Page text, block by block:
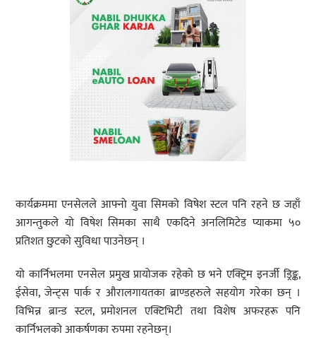
कार्यक्रममा एनसेलले आफ्नो युवा सिमको विषेश स्टल पनि रहने छ जहाँ
आगन्तुकले यो विषेश सिमका साथै एकदिने अनलिमिटेड प्याकमा ५०
प्रतिशत छुटको सुविधा पाउनेछन् ।
यो कार्निभलमा एनसेल प्रमुख प्रायोजक रहेको छ भने एक्ट्रिम इनर्जी ड्रिङ्क,
ईसेवा, जेन्ट्स पार्क र औरालगायतका ब्राण्डहरुले सहयोग गरेका छन् ।
विभिन्न ब्रान्ड स्टल, प्रमोशनल एक्टिभिटी तथा विशेष अफरहरू पनि
कार्निभलको आकर्षणका रुपमा रहनेछन्।